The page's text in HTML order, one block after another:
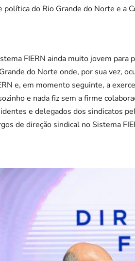
política do Rio Grande do Norte e a
FIERN ainda muito jovem
do Norte onde, por sua vez,
e, em momento seguinte, a
e nada fiz sem a firme
e delegados dos sindicatos
de direção sindical no Sistema